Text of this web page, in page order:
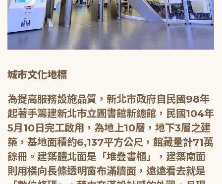
城市文化地標
為提高服務設施品質，新北市政府自民國98年
起著手籌建新北市立圖書館新總館，民國104年
5月10日完工啟用，為地上10層，地下3層之建
築，基地面積約6,137平方公尺，館藏量計71萬
餘冊。建築體北面是「堆疊書櫃」，建築南面
則用橫向長條透明窗布滿牆面，遠遠看去就是